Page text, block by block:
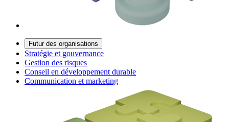
Futur des organisations
Stratégie et gouvernance
Gestion des risques
Conseil en développement durable
Communication et marketing